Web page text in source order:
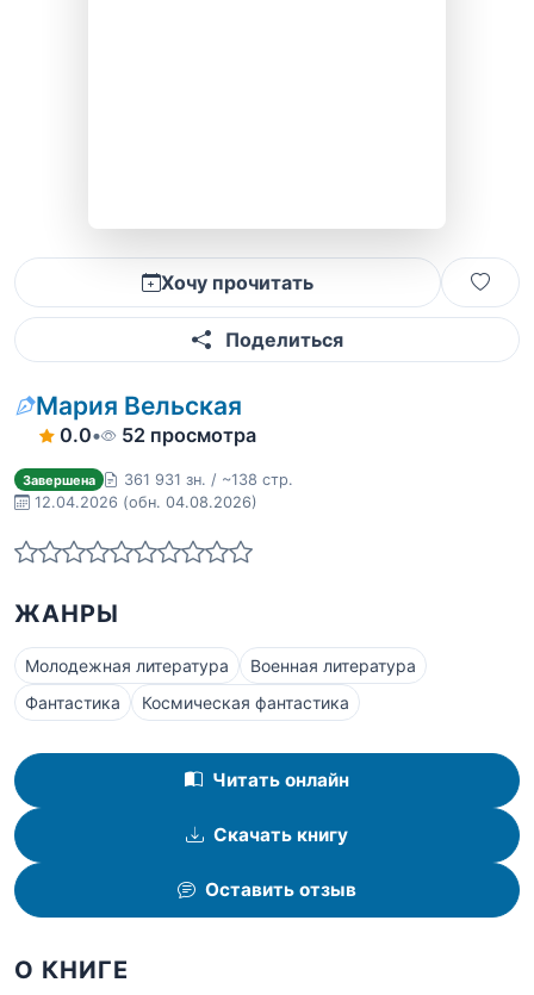
Хочу прочитать
Поделиться
Мария Вельская
0.0• 52 просмотра
Завершена
361 931 зн. / ~138 стр.
12.04.2026 (обн. 04.08.2026)
ЖАНРЫ
Молодежная литература
Военная литература
Фантастика
Космическая фантастика
Читать онлайн
Скачать книгу
Оставить отзыв
О КНИГЕ